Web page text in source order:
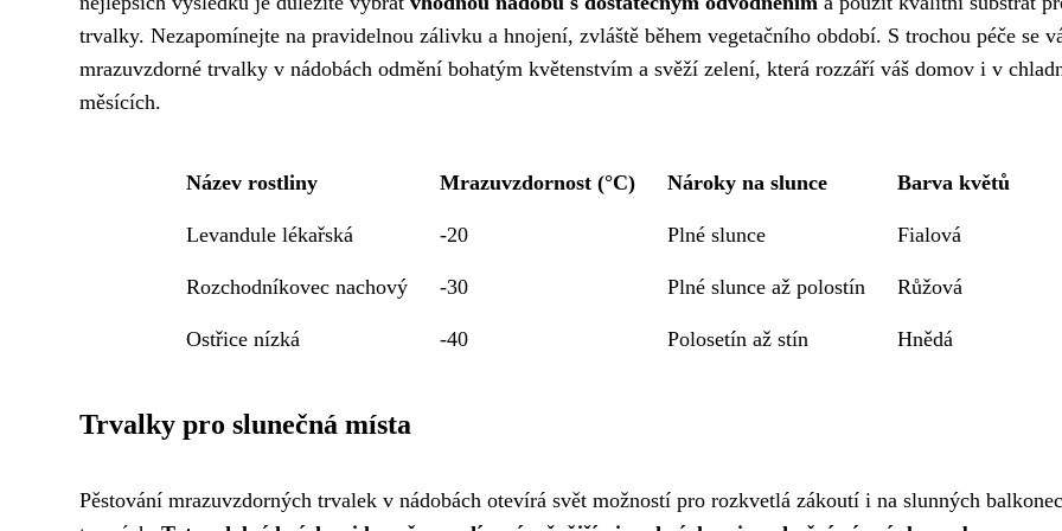
trvalky. Nezapomínejte na pravidelnou zálivku a hnojení, zvláště během vegetačního období. S trochou péče se
mrazuvzdorné trvalky v nádobách odmění bohatým květenstvím a svěží zelení, která rozzáří váš domov i v
měsících.
Název rostliny Mrazuvzdornost (°C) Nároky na slunce Barva květů
Levandule lékařská -20 Plné slunce Fialová
Rozchodníkovec nachový -30 Plné slunce až polostín Růžová
Ostřice nízká -40 Polosetín až stín Hnědá
Trvalky pro slunečná místa
Pěstování mrazuvzdorných trvalek v nádobách otevírá svět možností pro rozkvetlá zákoutí i na slunných